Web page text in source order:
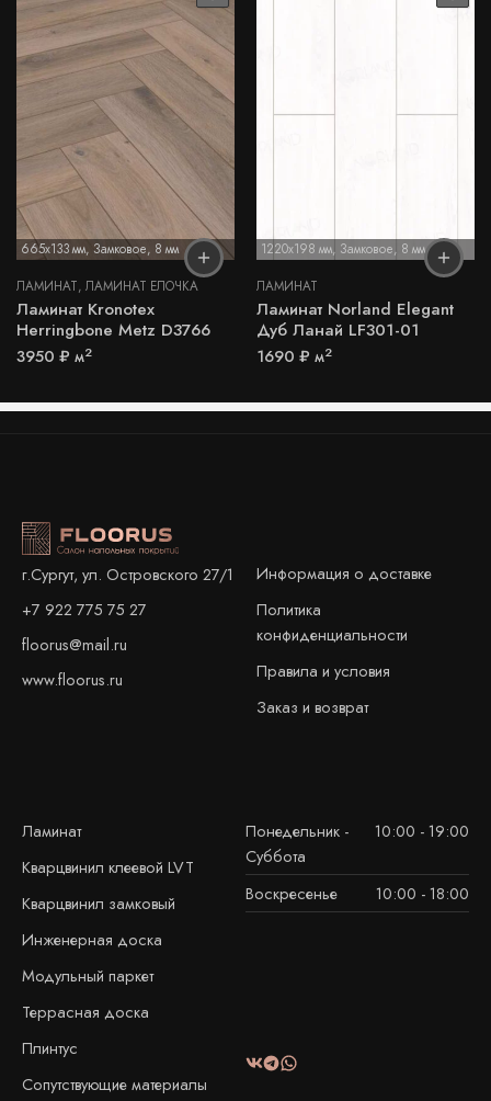
665x133 мм, Замковое, 8 мм
ЛАМИНАТ, ЛАМИНАТ ЁЛОЧКА
Ламинат Kronotex
Herringbone Metz D3766
3950 ₽ м2
1220x198 мм, Замковое, 8 мм
ЛАМИНАТ
Ламинат Norland Elegant
Дуб Ланай LF301-01
1690 ₽ м2
г.Сургут, ул. Островского 27/1
+7 922 775 75 27
floorus@mail.ru
www.floorus.ru
Информация о доставке
Политика
конфиденциальности
Правила и условия
Заказ и возврат
Ламинат
Кварцвинил клеевой LVT
Кварцвинил замковый
Инженерная доска
Модульный паркет
Террасная доска
Плинтус
Сопутствующие материалы
Понедельник -
Суббота
10:00 - 19:00
Воскресенье 10:00 - 18:00